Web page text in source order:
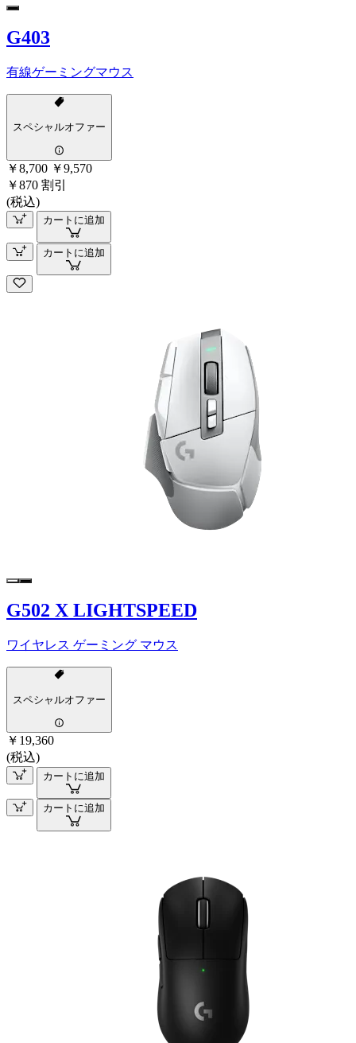
G403
有線ゲーミングマウス
スペシャルオファー
￥8,700 ￥9,570
￥870 割引
(税込)
カートに追加
カートに追加
G502 X LIGHTSPEED
ワイヤレス ゲーミング マウス
スペシャルオファー
￥19,360
(税込)
カートに追加
カートに追加